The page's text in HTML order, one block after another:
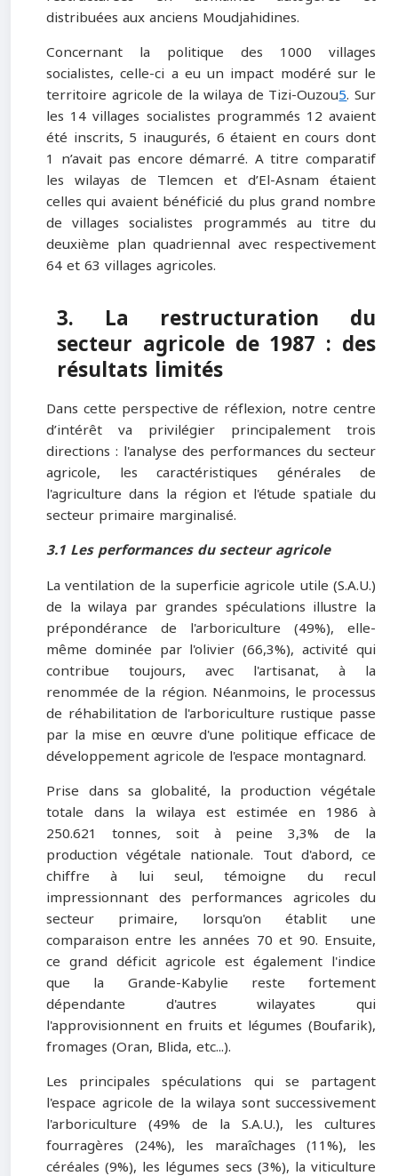
distribuées aux anciens Moudjahidines.
Concernant la politique des 1000 villages
socialistes, celle-ci a eu un impact modéré sur le
territoire agricole de la wilaya de Tizi-Ouzou5. Sur
les 14 villages socialistes programmés 12 avaient
été inscrits, 5 inaugurés, 6 étaient en cours dont
1 n’avait pas encore démarré. A titre comparatif
les wilayas de Tlemcen et d’El-Asnam étaient
celles qui avaient bénéficié du plus grand nombre
de villages socialistes programmés au titre du
deuxième plan quadriennal avec respectivement
64 et 63 villages agricoles.
3. La restructuration du
secteur agricole de 1987 : des
résultats limités
Dans cette perspective de réflexion, notre centre
d’intérêt va privilégier principalement trois
directions : l'analyse des performances du secteur
agricole, les caractéristiques générales de
l'agriculture dans la région et l'étude spatiale du
secteur primaire marginalisé.
3.1 Les performances du secteur agricole
La ventilation de la superficie agricole utile (S.A.U.)
de la wilaya par grandes spéculations illustre la
prépondérance de l'arboriculture (49%), elle-
même dominée par l'olivier (66,3%), activité qui
contribue toujours, avec l'artisanat, à la
renommée de la région. Néanmoins, le processus
de réhabilitation de l'arboriculture rustique passe
par la mise en œuvre d'une politique efficace de
développement agricole de l'espace montagnard.
Prise dans sa globalité, la production végétale
totale dans la wilaya est estimée en 1986 à
250.621 tonnes,soit à peine 3,3% de la
production végétale nationale. Tout d'abord, ce
chiffre à lui seul, témoigne du recul
impressionnant des performances agricoles du
secteur primaire, lorsqu'on établit une
comparaison entre les années 70 et 90. Ensuite,
ce grand déficit agricole est également l'indice
que la Gran­de-Kabylie reste fortement
dépendante d'autres wilayates qui
l'approvisionnent en fruits et légumes (Boufarik),
fromages (Oran, Blida, etc...).
Les principales spéculations qui se partagent
l'espace agricole de la wilaya sont successivement
l'arboriculture (49% de la S.A.U.), les cultures
fourragères (24%), les maraîchages (11%), les
céréales (9%), les légumes secs (3%), la viticulture